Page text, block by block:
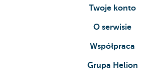
Twoje konto
O serwisie
Współpraca
Grupa Helion